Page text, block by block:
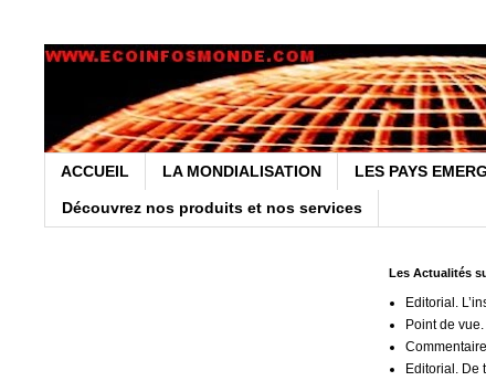
ACCUEIL LA MONDIALISATION LES PAYS
Découvrez nos produits et nos services
Les Actualités
Editorial.
Point de
Editorial. De